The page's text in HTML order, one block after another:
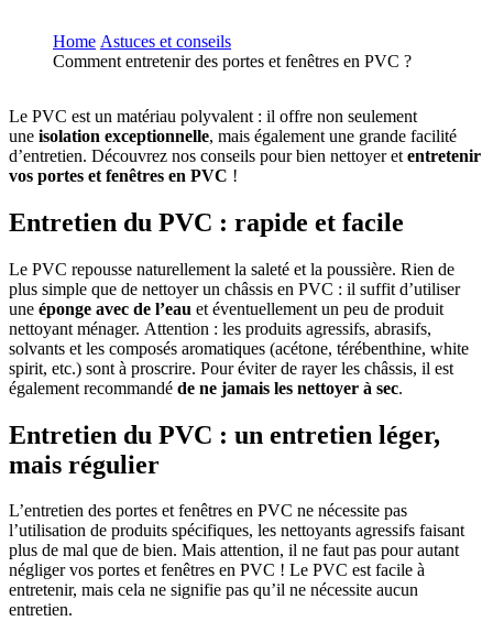
Home Astuces et conseils
Comment entretenir des portes et fenêtres en PVC ?
Le PVC est un matériau polyvalent : il offre non seulement
une isolation exceptionnelle, mais également une grande facilité
d’entretien. Découvrez nos conseils pour bien nettoyer et entretenir
vos portes et fenêtres en PVC !
Entretien du PVC : rapide et facile
Le PVC repousse naturellement la saleté et la poussière. Rien de
plus simple que de nettoyer un châssis en PVC : il suffit d’utiliser
une éponge avec de l’eau et éventuellement un peu de produit
nettoyant ménager. Attention : les produits agressifs, abrasifs,
solvants et les composés aromatiques (acétone, térébenthine, white
spirit, etc.) sont à proscrire. Pour éviter de rayer les châssis, il est
également recommandé de ne jamais les nettoyer à sec.
Entretien du PVC : un entretien léger,
mais régulier
L’entretien des portes et fenêtres en PVC ne nécessite pas
l’utilisation de produits spécifiques, les nettoyants agressifs faisant
plus de mal que de bien. Mais attention, il ne faut pas pour autant
négliger vos portes et fenêtres en PVC ! Le PVC est facile à
entretenir, mais cela ne signifie pas qu’il ne nécessite aucun
entretien.